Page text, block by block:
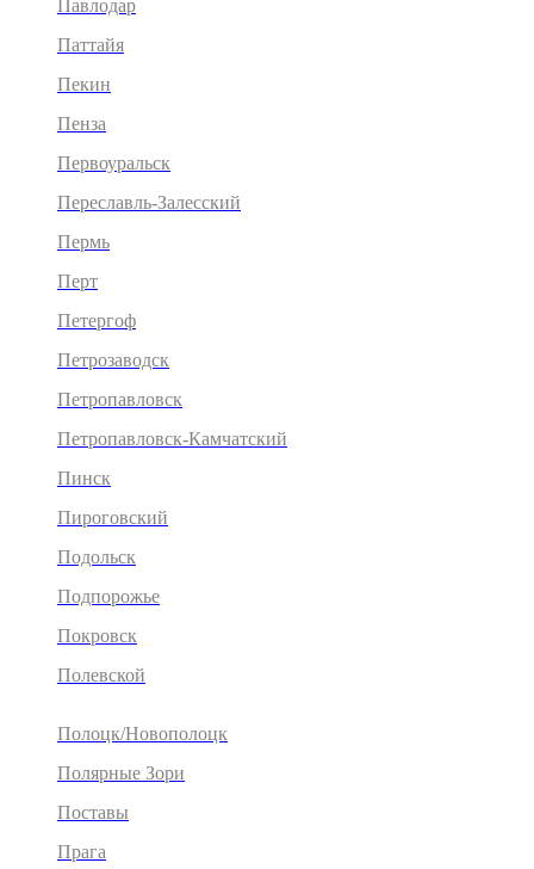
Павлодар
Паттайя
Пекин
Пенза
Первоуральск
Переславль-Залесский
Пермь
Перт
Петергоф
Петрозаводск
Петропавловск
Петропавловск-Камчатский
Пинск
Пироговский
Подольск
Подпорожье
Покровск
Полевской
Полоцк/Новополоцк
Полярные Зори
Поставы
Прага